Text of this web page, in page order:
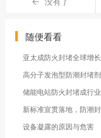
随便看看
高分子发泡型防潮封堵剂
设备凝露的原因与危害